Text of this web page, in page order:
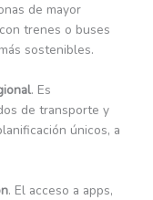
de mayor
trenes o buses
sostenibles.
. Es
de transporte y
únicos, a
. El acceso a apps,